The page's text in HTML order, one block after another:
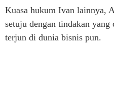
Kuasa hukum Ivan lainnya,
setuju dengan tindakan
terjun di dunia bisnis pun.